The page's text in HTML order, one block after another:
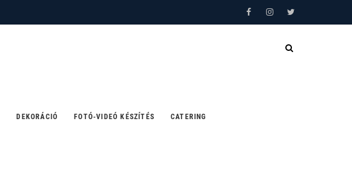
FacebookInstagramTwitter
DEKORÁCIÓ FOTÓ-VIDEÓ KÉSZÍTÉS CATERING